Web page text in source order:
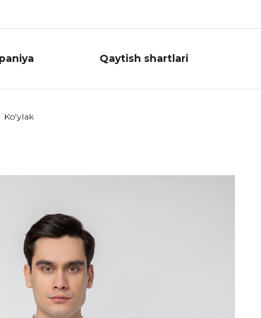
Qaytish shartlari
Ko'ylak